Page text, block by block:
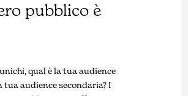
pubblico è
qual è la tua audience
tua audience secondaria? I